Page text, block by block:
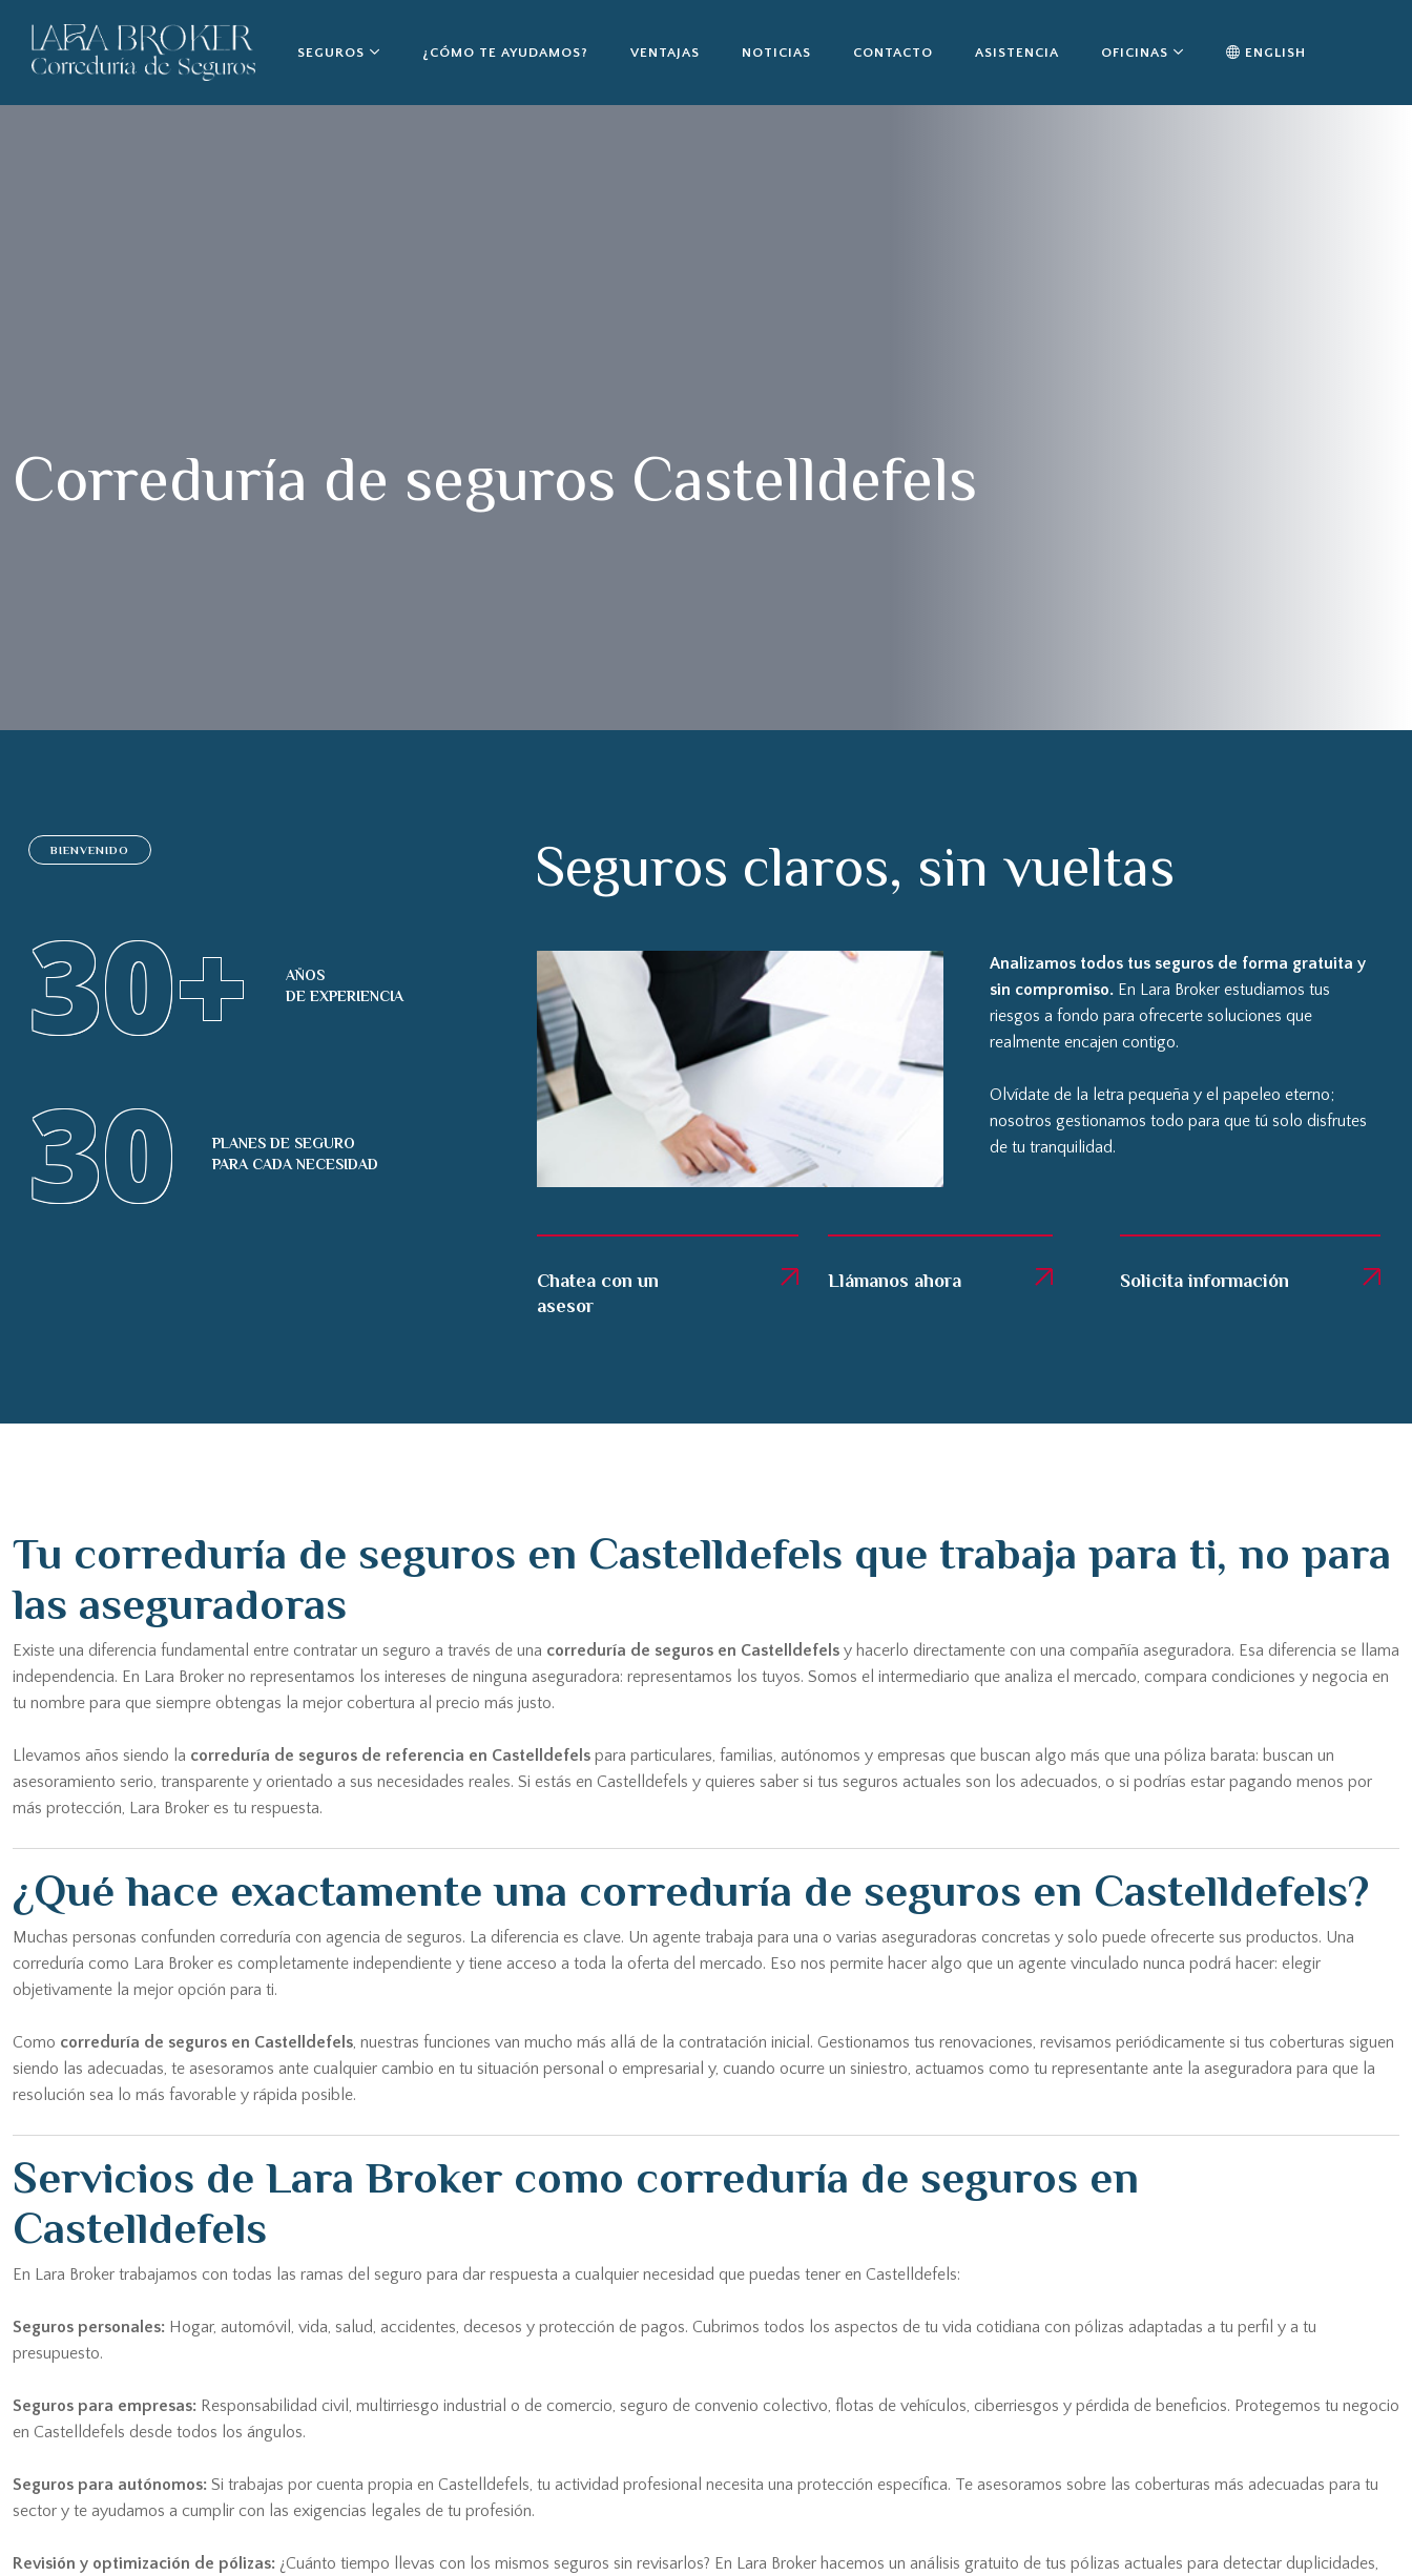
SEGUROS ¿CÓMO TE AYUDAMOS? VENTAJAS NOTICIAS CONTACTO ASISTENCIA OFICINAS ENGLISH
Correduría de seguros Castelldefels
BIENVENIDO
30+
AÑOS
DE EXPERIENCIA
30
PLANES DE SEGURO
PARA CADA NECESIDAD
Seguros claros, sin vueltas
Analizamos todos tus seguros de forma gratuita y
sin compromiso. En Lara Broker estudiamos tus
riesgos a fondo para ofrecerte soluciones que
realmente encajen contigo.
Olvídate de la letra pequeña y el papeleo eterno;
nosotros gestionamos todo para que tú solo disfrutes
de tu tranquilidad.
Chatea con un
asesor
Llámanos ahora Solicita información
Tu correduría de seguros en Castelldefels que trabaja para ti, no para
las aseguradoras
Existe una diferencia fundamental entre contratar un seguro a través de una correduría de seguros en Castelldefels y hacerlo directamente con una compañía aseguradora. Esa diferencia se llama
independencia. En Lara Broker no representamos los intereses de ninguna aseguradora: representamos los tuyos. Somos el intermediario que analiza el mercado, compara condiciones y negocia en
tu nombre para que siempre obtengas la mejor cobertura al precio más justo.
Llevamos años siendo la correduría de seguros de referencia en Castelldefels para particulares, familias, autónomos y empresas que buscan algo más que una póliza barata: buscan un
asesoramiento serio, transparente y orientado a sus necesidades reales. Si estás en Castelldefels y quieres saber si tus seguros actuales son los adecuados, o si podrías estar pagando menos por
más protección, Lara Broker es tu respuesta.
¿Qué hace exactamente una correduría de seguros en Castelldefels?
Muchas personas confunden correduría con agencia de seguros. La diferencia es clave. Un agente trabaja para una o varias aseguradoras concretas y solo puede ofrecerte sus productos. Una
correduría como Lara Broker es completamente independiente y tiene acceso a toda la oferta del mercado. Eso nos permite hacer algo que un agente vinculado nunca podrá hacer: elegir
objetivamente la mejor opción para ti.
Como correduría de seguros en Castelldefels, nuestras funciones van mucho más allá de la contratación inicial. Gestionamos tus renovaciones, revisamos periódicamente si tus coberturas siguen
siendo las adecuadas, te asesoramos ante cualquier cambio en tu situación personal o empresarial y, cuando ocurre un siniestro, actuamos como tu representante ante la aseguradora para que la
resolución sea lo más favorable y rápida posible.
Servicios de Lara Broker como correduría de seguros en
Castelldefels
En Lara Broker trabajamos con todas las ramas del seguro para dar respuesta a cualquier necesidad que puedas tener en Castelldefels:
Seguros personales: Hogar, automóvil, vida, salud, accidentes, decesos y protección de pagos. Cubrimos todos los aspectos de tu vida cotidiana con pólizas adaptadas a tu perfil y a tu
presupuesto.
Seguros para empresas: Responsabilidad civil, multirriesgo industrial o de comercio, seguro de convenio colectivo, flotas de vehículos, ciberriesgos y pérdida de beneficios. Protegemos tu negocio
en Castelldefels desde todos los ángulos.
Seguros para autónomos: Si trabajas por cuenta propia en Castelldefels, tu actividad profesional necesita una protección específica. Te asesoramos sobre las coberturas más adecuadas para tu
sector y te ayudamos a cumplir con las exigencias legales de tu profesión.
Revisión y optimización de pólizas: ¿Cuánto tiempo llevas con los mismos seguros sin revisarlos? En Lara Broker hacemos un análisis gratuito de tus pólizas actuales para detectar duplicidades,